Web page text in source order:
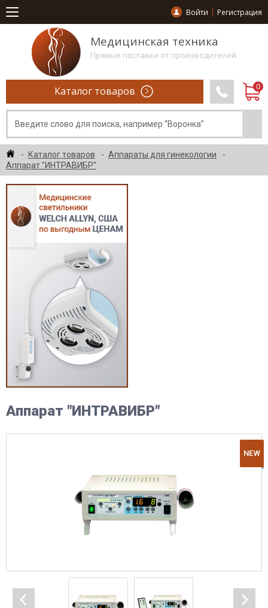
Войти Регистрация
Медицинская техника
Прямые поставки от производителей
Каталог товаров
Каталог товаров
Аппараты для гинекологии
Аппарат "ИНТРАВИБР"
Аппарат "ИНТРАВИБР"
NEW